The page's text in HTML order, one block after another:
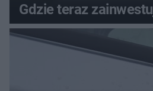
Gdzie teraz